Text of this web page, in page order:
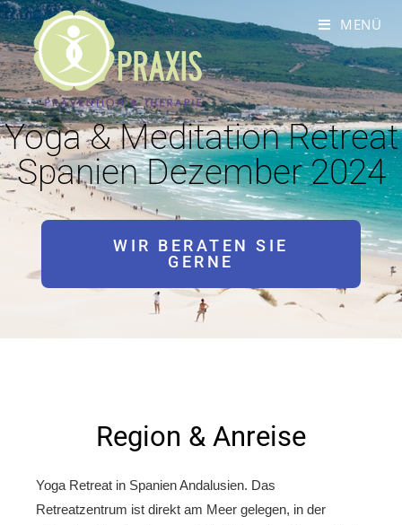
MENÜ
Yoga & Meditation Retreat
Spanien Dezember 2024
WIR BERATEN SIE
GERNE
Region & Anreise
Yoga Retreat in Spanien Andalusien. Das
Retreatzentrum ist direkt am Meer gelegen, in der